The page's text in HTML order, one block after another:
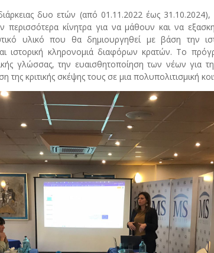
δυο ετών (από 01.11.2022 έως 31.10.2024),
περισσότερα κίνητρα για να μάθουν και να
υλικό που θα δημιουργηθεί με βάση την
ιστορική κληρονομιά διαφόρων κρατών. Το
γλώσσας, την ευαισθητοποίηση των νέων για την
της κριτικής σκέψης τους σε μια πολυπολιτισμική